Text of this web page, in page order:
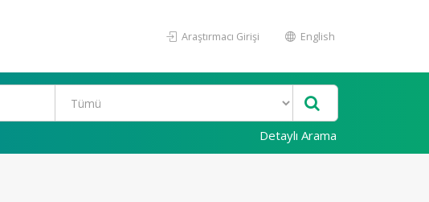
Araştırmacı Girişi English
Detaylı Arama